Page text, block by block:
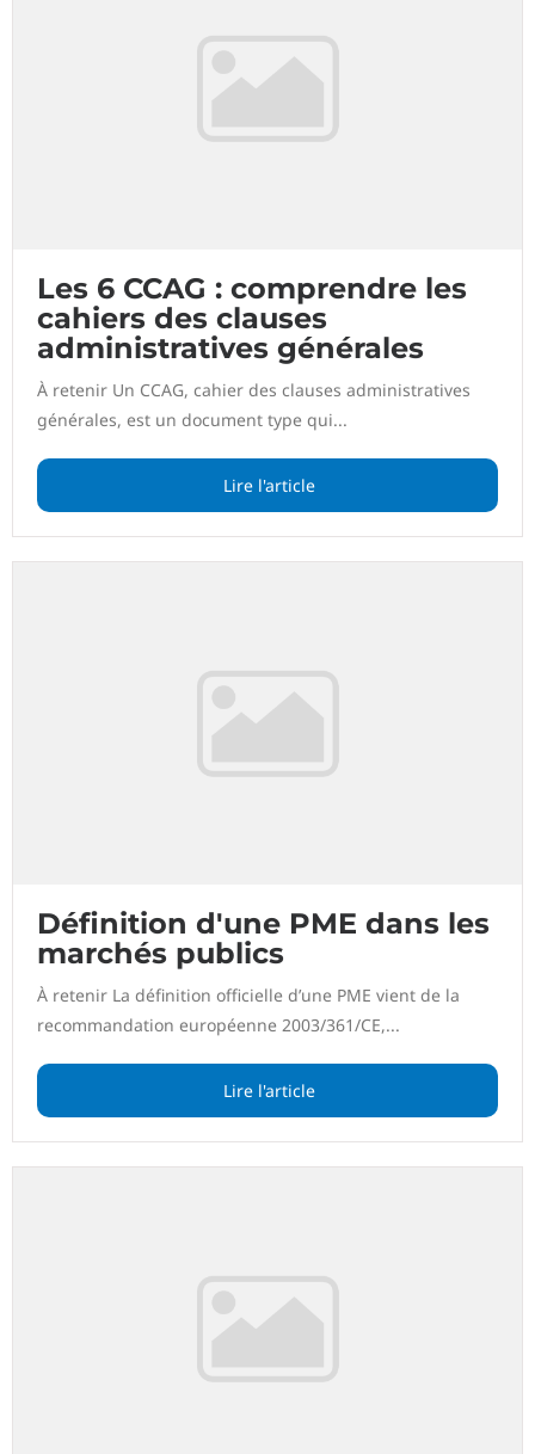
Les 6 CCAG : comprendre les
cahiers des clauses
administratives générales
À retenir Un CCAG, cahier des clauses administratives
générales, est un document type qui...
Lire l'article
Définition d'une PME dans les
marchés publics
À retenir La définition officielle d’une PME vient de la
recommandation européenne 2003/361/CE,...
Lire l'article